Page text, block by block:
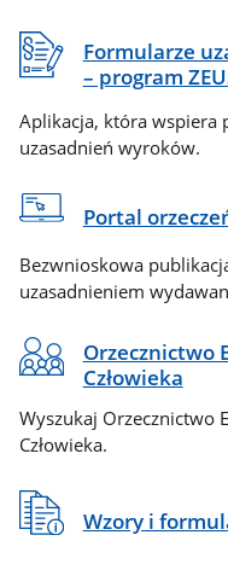
Formularze
– program
Aplikacja, która wspiera
uzasadnień wyroków.
Portal
Bezwnioskowa
uzasadnieniem
Orzecznictwo
Człowieka
Wyszukaj Orzecznictwo
Człowieka.
Wzory i